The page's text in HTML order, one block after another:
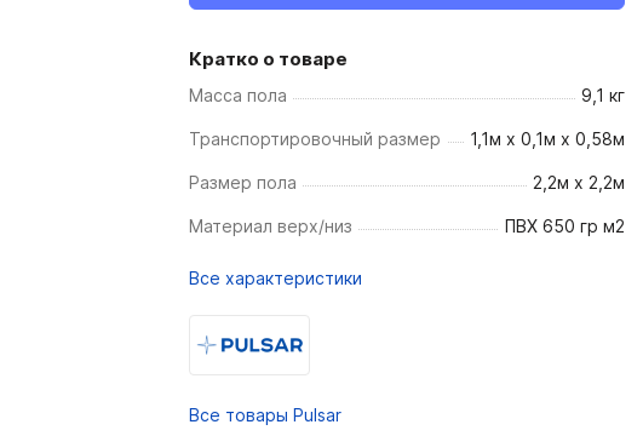
Кратко о товаре
Масса пола 9,1 кг
Транспортировочный размер 1,1м х 0,1м х 0,58м
Размер пола 2,2м х 2,2м
Материал верх/низ ПВХ 650 гр м2
Все характеристики
Все товары Pulsar